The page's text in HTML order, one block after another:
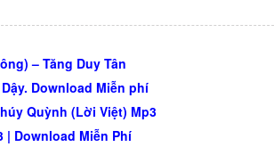
– Tăng Duy Tân
Download Miễn phí
Quỳnh (Lời Việt) Mp3
| Download Miễn Phí